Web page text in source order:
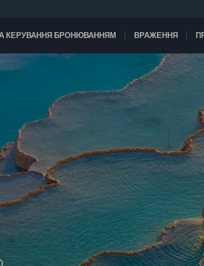
КЕРУВАННЯ БРОНЮВАННЯМ ВРАЖЕННЯ